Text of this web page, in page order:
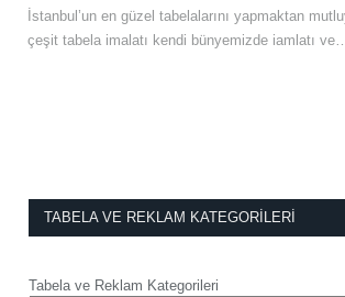
İstanbul’un en güzel tabelalarını yapmaktan
çeşit tabela imalatı kendi bünyemizde iamlatı ve…
TABELA VE REKLAM KATEGORILERI
Tabela ve Reklam Kategorileri